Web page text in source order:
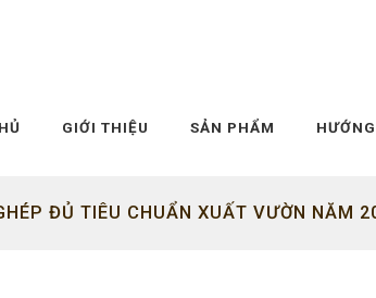
GIỚI THIỆU SẢN PHẨM
ĐỦ TIÊU CHUẨN XUẤT VƯỜN NĂM